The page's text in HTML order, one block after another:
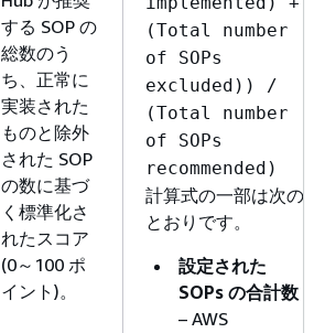
する SOP の
総数のう
ち、正常に
実装された
ものと除外
された SOP
の数に基づ
く標準化さ
れたスコア
(0～100 ポ
イント)。
(Total number
of SOPs
excluded)) /
(Total number
of SOPs
recommended)
計算式の一部は次の
とおりです。
設定された
SOPs の合計数
– AWS